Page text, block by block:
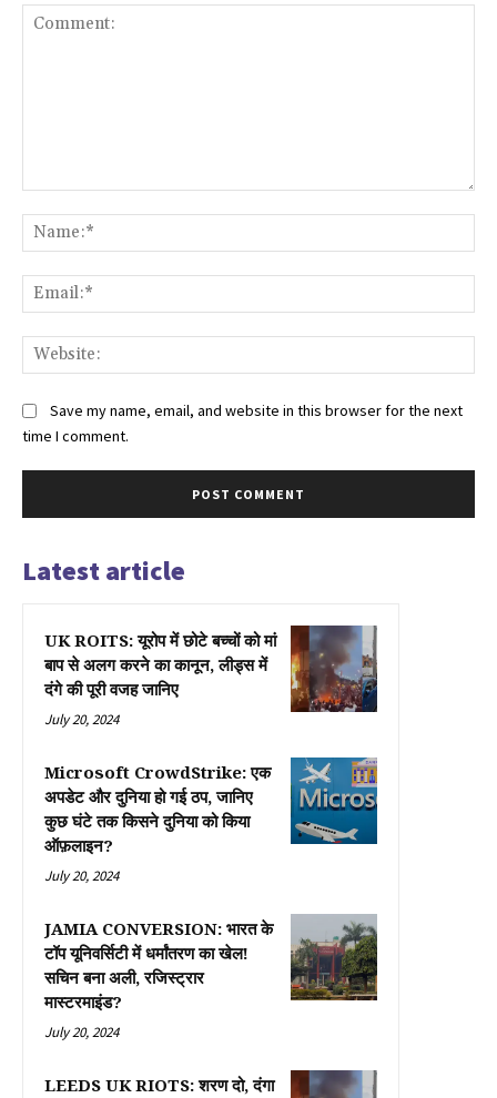
Save my name, email, and website in this browser for the next
time I comment.
Latest article
UK ROITS: यूरोप में छोटे बच्चों को मां
बाप से अलग करने का कानून, लीड्स में
दंगे की पूरी वजह जानिए
July 20, 2024
Microsoft CrowdStrike: एक
अपडेट और दुनिया हो गई ठप, जानिए
कुछ घंटे तक किसने दुनिया को किया
ऑफ़लाइन?
July 20, 2024
JAMIA CONVERSION: भारत के
टॉप यूनिवर्सिटी में धर्मांतरण का खेल!
सचिन बना अली, रजिस्ट्रार
मास्टरमाइंड?
July 20, 2024
LEEDS UK RIOTS: शरण दो, दंगा